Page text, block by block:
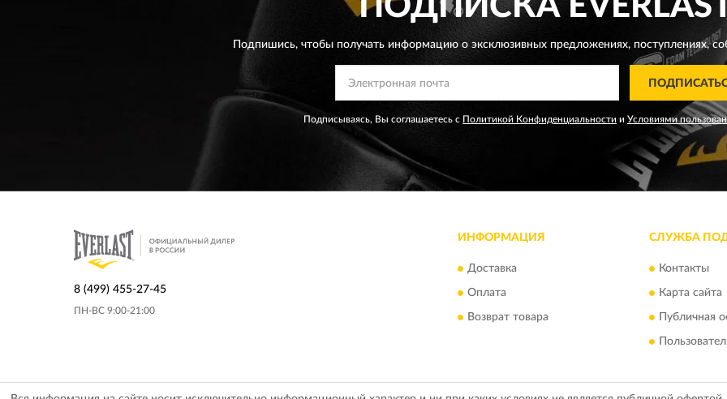
Подпишись, чтобы получать информацию о эксклюзивных предложениях,поступлениях,
Подписываясь, Вы соглашаетесь с Политикой Конфиденциальности и Условиями
8 (499) 455-27-45
ПН-ВС 9:00-21:00
ИНФОРМАЦИЯ
Доставка
Оплата
Возврат товара
СЛУЖБА
Контакты
Карта сайта
Публичная